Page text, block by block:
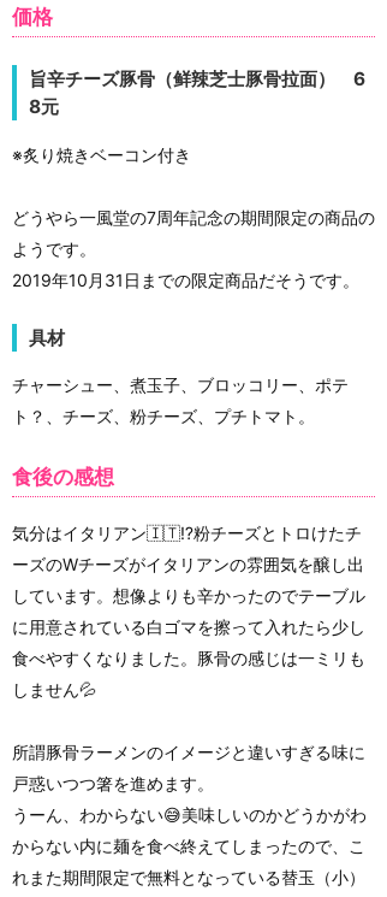
価格
旨辛チーズ豚骨（鲜辣芝士豚骨拉面） 6
8元
※炙り焼きベーコン付き
どうやら一風堂の7周年記念の期間限定の商品の
ようです。
2019年10月31日までの限定商品だそうです。
具材
チャーシュー、煮玉子、ブロッコリー、ポテ
ト？、チーズ、粉チーズ、プチトマト。
食後の感想
気分はイタリアン🇮🇹⁉️粉チーズとトロけたチ
ーズのWチーズがイタリアンの雰囲気を醸し出
しています。想像よりも辛かったのでテーブル
に用意されている白ゴマを擦って入れたら少し
食べやすくなりました。豚骨の感じは一ミリも
しません💦
所謂豚骨ラーメンのイメージと違いすぎる味に
戸惑いつつ箸を進めます。
うーん、わからない😅美味しいのかどうかがわ
からない内に麺を食べ終えてしまったので、こ
れまた期間限定で無料となっている替玉（小）